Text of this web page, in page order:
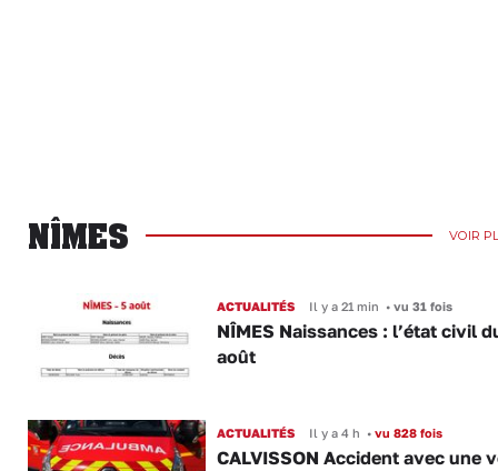
NÎMES VOIR
ACTUALITÉS Il y a 21 min •vu 31 fois
NÎMES Naissances : l’état civil
août
ACTUALITÉS Il y a 4 h •vu 828 fois
CALVISSON Accident avec une